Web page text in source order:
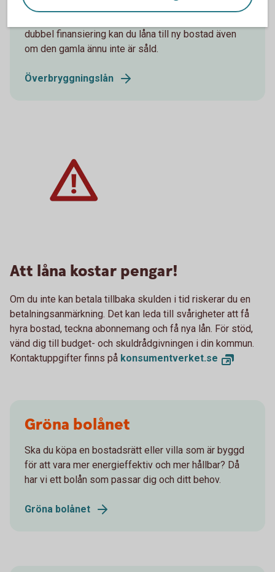
dubbel finansiering kan du låna till ny bostad även
om den gamla ännu inte är såld.
Överbryggningslån
Att låna kostar pengar!
Om du inte kan betala tillbaka skulden i tid riskerar du en
betalningsanmärkning. Det kan leda till svårigheter att få
hyra bostad, teckna abonnemang och få nya lån. För stöd,
vänd dig till budget- och skuldrådgivningen i din kommun.
Kontaktuppgifter finns på konsumentverket.se
Gröna bolånet
Ska du köpa en bostadsrätt eller villa som är byggd
för att vara mer energieffektiv och mer hållbar? Då
har vi ett bolån som passar dig och ditt behov.
Gröna bolånet